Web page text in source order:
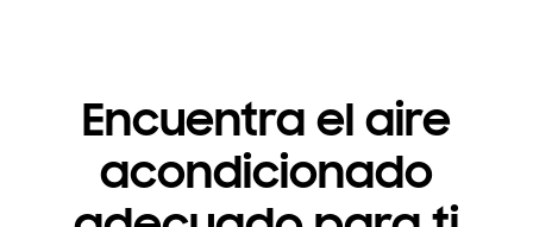
Encuentra el aire
acondicionado